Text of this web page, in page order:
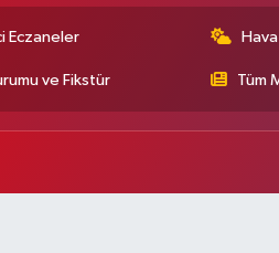
Eczaneler
ve Fikstür Tüm